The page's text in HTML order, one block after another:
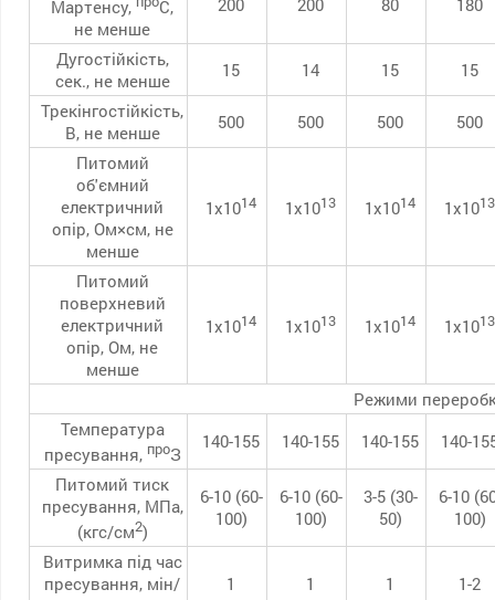
Мартенсу,
С,
не менше
Дугостійкість,
сек., не менше
15 14 15
15
Трекінгостійкість,
В, не менше
500 500 500
500
Питомий
об'ємний
електричний
опір, Ом×см, не
менше
1х1014 1х1013 1х1014 1х1013
Питомий
поверхневий
електричний
опір, Ом, не
менше
1х1014 1х1013 1х1014 1х1013
Режими
Температура
пресування, проЗ
140-155 140-155 140-155
140-
Питомий тиск
пресування, МПа,
(кгс/см2)
6-10 (60-
100)
6-10 (60-
100)
3-5 (30-
50)
6-10
100)
Витримка під час
пресування, мін/
1 1 1 1-2